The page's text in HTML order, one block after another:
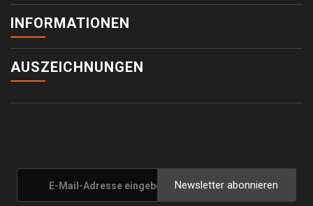
INFORMATIONEN
AUSZEICHNUNGEN
Newsletter abonnieren